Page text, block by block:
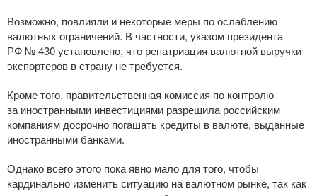
Возможно, повлияли и некоторые меры по ослаблению
валютных ограничений. В частности, указом президента
РФ № 430 установлено, что репатриация валютной выручки
экспортеров в страну не требуется.
Кроме того, правительственная комиссия по контролю
за иностранными инвестициями разрешила российским
компаниям досрочно погашать кредиты в валюте, выданные
иностранными банками.
Однако всего этого пока явно мало для того, чтобы
кардинально изменить ситуацию на валютном рынке, так как